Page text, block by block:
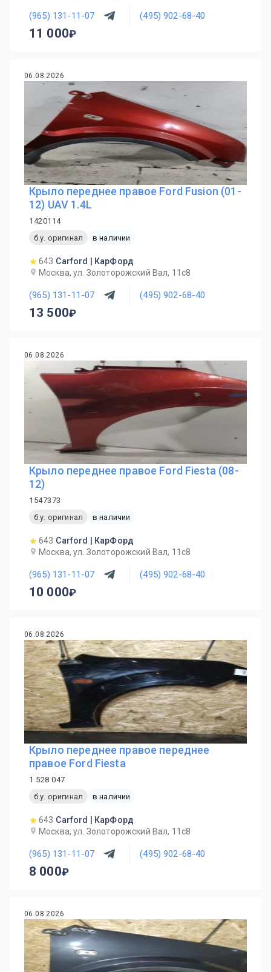
(965) 131-11-07 (495) 902-68-40
11 000
06.08.2026
Крыло переднее правое Ford Fusion (01-
12) UAV 1.4L
1420114
б.у. оригинал
в наличии
643 Carford | КарФорд
Москва, ул. Золоторожский Вал, 11с8
(965) 131-11-07 (495) 902-68-40
13 500
06.08.2026
Крыло переднее правое Ford Fiesta (08-
12)
1547373
б.у. оригинал
в наличии
643 Carford | КарФорд
Москва, ул. Золоторожский Вал, 11с8
(965) 131-11-07 (495) 902-68-40
10 000
06.08.2026
Крыло переднее правое переднее
правое Ford Fiesta
1 528 047
б.у. оригинал
в наличии
643 Carford | КарФорд
Москва, ул. Золоторожский Вал, 11с8
(965) 131-11-07 (495) 902-68-40
8 000
06.08.2026